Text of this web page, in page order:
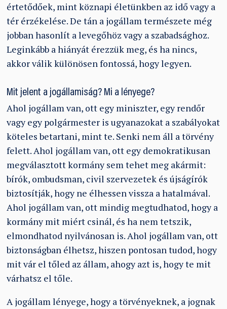
értetődőek, mint köznapi életünkben az idő vagy a
tér érzékelése. De tán a jogállam természete még
jobban hasonlít a levegőhöz vagy a szabadsághoz.
Leginkább a hiányát érezzük meg, és ha nincs,
akkor válik különösen fontossá, hogy legyen.
Mit jelent a jogállamiság? Mi a lényege?
Ahol jogállam van, ott egy miniszter, egy rendőr
vagy egy polgármester is ugyanazokat a szabályokat
köteles betartani, mint te. Senki nem áll a törvény
felett. Ahol jogállam van, ott egy demokratikusan
megválasztott kormány sem tehet meg akármit:
bírók, ombudsman, civil szervezetek és újságírók
biztosítják, hogy ne élhessen vissza a hatalmával.
Ahol jogállam van, ott mindig megtudhatod, hogy a
kormány mit miért csinál, és ha nem tetszik,
elmondhatod nyilvánosan is. Ahol jogállam van, ott
biztonságban élhetsz, hiszen pontosan tudod, hogy
mit vár el tőled az állam, ahogy azt is, hogy te mit
várhatsz el tőle.
A jogállam lényege, hogy a törvényeknek, a jognak